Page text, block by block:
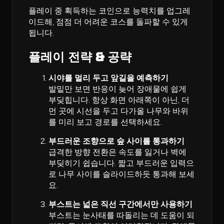
플레이 중 획득하는 코인으로 능력치를 업그레
이드해, 점점 더 어려운 코스를 돌파할 수 있게
됩니다.
플레이 전략 & 공략
시야를 멀리 두고 앞길을 예측하기
발밑만 보면 반응이 늦어 장애물에 쉽게
부딪힙니다. 항상 화면 아래쪽이 아닌, 더
먼 곳에 시선을 두고 다가올 나무와 바위
를 미리 보고 경로를 선택하세요.
부드러운 조향으로 숲 사이를 통과하기
급격한 방향 전환은 속도를 잃거나 벽에
부딪히기 쉽습니다. 짧고 부드러운 입력으
로 나무 사이를 슬라이드하듯 통과해 보세
요.
부스트는 넓은 직선 구간에서만 사용하기
부스트는 눈사태를 따돌리는 데 도움이 되